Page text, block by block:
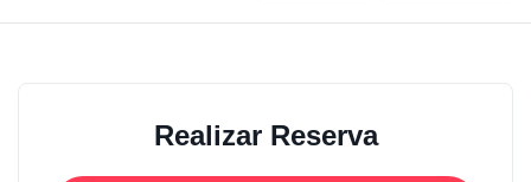
Realizar Reserva